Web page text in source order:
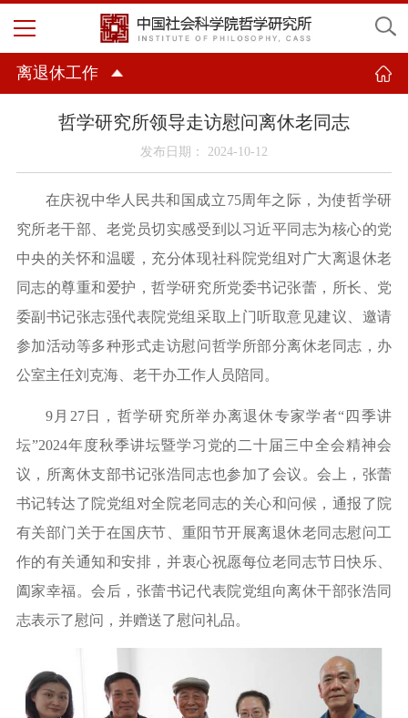
离退休工作
哲学研究所领导走访慰问离休老同志
发布日期： 2024-10-12
在庆祝中华人民共和国成立75周年之际，为使哲学研
究所老干部、老党员切实感受到以习近平同志为核心的党
中央的关怀和温暖，充分体现社科院党组对广大离退休老
同志的尊重和爱护，哲学研究所党委书记张蕾，所长、党
委副书记张志强代表院党组采取上门听取意见建议、邀请
参加活动等多种形式走访慰问哲学所部分离休老同志，办
公室主任刘克海、老干办工作人员陪同。
9月27日，哲学研究所举办离退休专家学者“四季讲
坛”2024年度秋季讲坛暨学习党的二十届三中全会精神会
议，所离休支部书记张浩同志也参加了会议。会上，张蕾
书记转达了院党组对全院老同志的关心和问候， 通报了院
有关部门关于在国庆节、 重阳 节开展离退休老同志慰问工
作的有关通知和安排 ， 并衷心祝愿每位老同志节日快乐、
阖家幸福。会后，张蕾书记代表院党组向离休干部张浩同
志表示了慰问，并赠送了慰问礼品。